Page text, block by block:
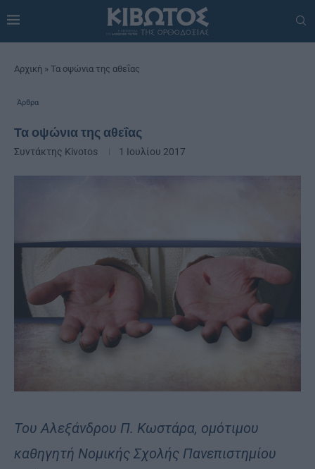
Αρχική » Τα οψώνια της αθεΐας
Άρθρα
Τα οψώνια της αθεΐας
Συντάκτης Kivotos 1 Ιουλίου 2017
Του Αλεξάνδρου Π. Κωστάρα, ομότιμου
καθηγητή Νομικής Σχολής Πανεπιστημίου